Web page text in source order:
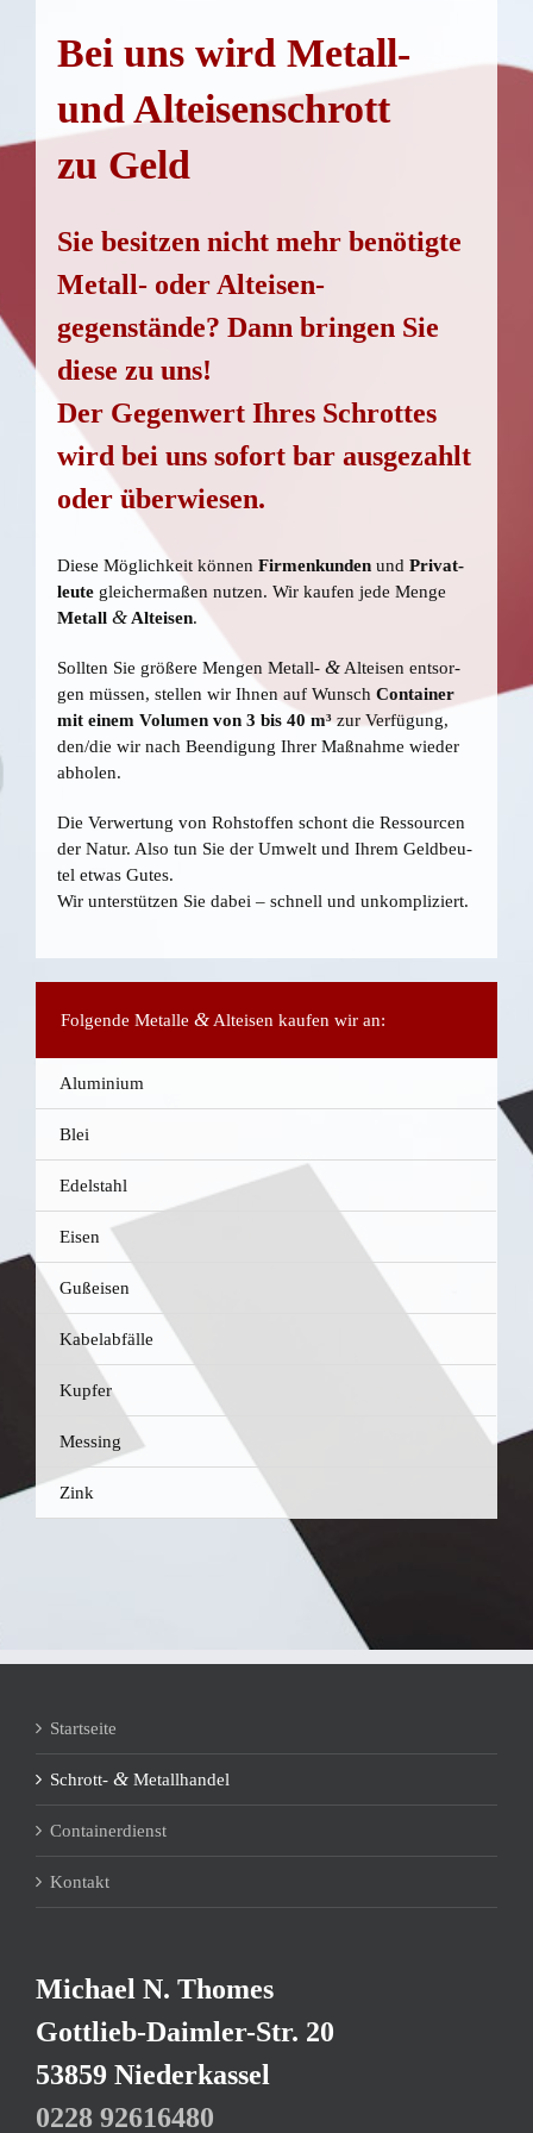
Bei uns wird Metall-
und Alt­ei­sen­schrott
zu Geld
Sie besit­zen nicht mehr benö­tig­te
Metall- oder Alteisen­
gegenstände? Dann brin­gen Sie
die­se zu uns!
Der Gegen­wert Ihres Schrot­tes
wird bei uns sofort bar aus­ge­zahlt
oder überwiesen.
Die­se Mög­lich­keit kön­nen Fir­men­kun­denund Pri­vat­
leu­te glei­cher­ma­ßen nut­zen. Wir kau­fen jede Men­ge
Metall &Alt­ei­sen.
Soll­ten Sie grö­ße­re Men­gen Metall- &Alt­ei­sen ent­sor­
gen müs­sen, stel­len wir Ihnen auf Wunsch Con­tai­ner
mit einem Volu­men von 3 bis 40 m³ zur Ver­fü­gung,
den/die wir nach Been­di­gung Ihrer Maß­nah­me wie­der
abholen.
Die Ver­wer­tung von Roh­stof­fen schont die Res­sour­cen
der Natur. Also tun Sie der Umwelt und Ihrem Geld­beu­
tel etwas Gutes.
Wir unter­stüt­zen Sie dabei – schnell und unkompliziert.
Fol­gen­de Metal­le &Alt­ei­sen kau­fen wir an:
Alu­mi­ni­um
Blei
Edel­stahl
Eisen
Guß­ei­sen
Kabel­ab­fäl­le
Kup­fer
Mes­sing
Zink
Start­sei­te
Schrott- & Metallhandel
Con­tai­ner­dienst
Kon­takt
Micha­el N. Thomes
Gott­lieb-Daim­ler-Str. 20
53859 Niederkassel
0228 92­616480